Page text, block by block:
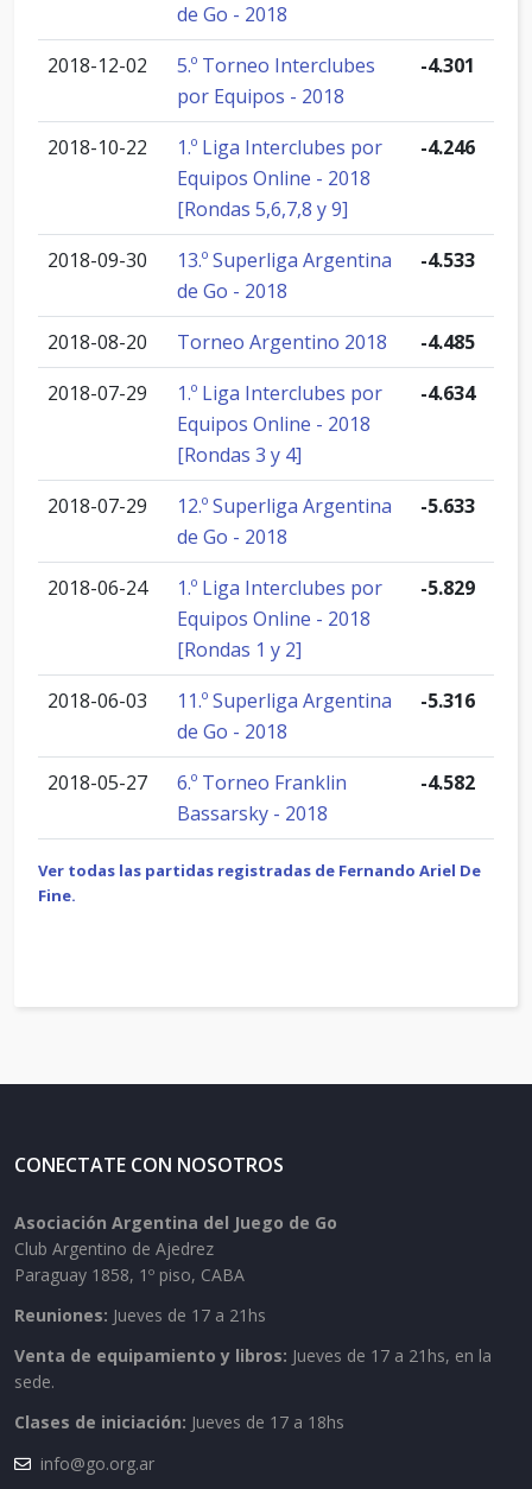
de Go - 2018
2018-12-02
5.º Torneo Interclubes
por Equipos - 2018
-4.301
2018-10-22
1.º Liga Interclubes por
Equipos Online - 2018
[Rondas 5,6,7,8 y 9]
-4.246
2018-09-30
13.º Superliga Argentina
de Go - 2018
-4.533
2018-08-20 Torneo Argentino 2018
-4.485
2018-07-29
1.º Liga Interclubes por
Equipos Online - 2018
[Rondas 3 y 4]
-4.634
2018-07-29
12.º Superliga Argentina
de Go - 2018
-5.633
2018-06-24
1.º Liga Interclubes por
Equipos Online - 2018
[Rondas 1 y 2]
-5.829
2018-06-03
11.º Superliga Argentina
de Go - 2018
-5.316
2018-05-27
6.º Torneo Franklin
Bassarsky - 2018
-4.582
Ver todas las partidas registradas de Fernando Ariel De
Fine.
CONECTATE CON NOSOTROS
Asociación Argentina del Juego de Go
Club Argentino de Ajedrez
Paraguay 1858, 1º piso, CABA
Reuniones: Jueves de 17 a 21hs
Venta de equipamiento y libros: Jueves de 17 a 21hs, en la
sede.
Clases de iniciación: Jueves de 17 a 18hs
info@go.org.ar